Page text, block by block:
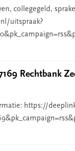
collegegeld,
uitspraak?
Rechtbank
https://